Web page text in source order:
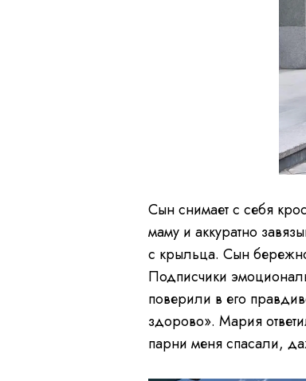
Сын снимает с себя
маму и аккуратно
с крыльца. Сын
Подписчики
поверили в его
здорово». Мария
парни меня спасали,